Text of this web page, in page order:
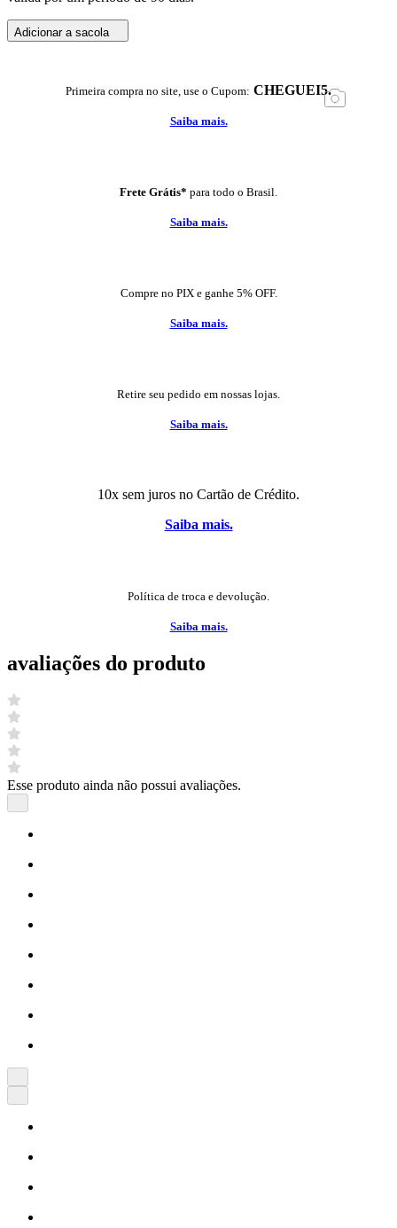
Adicionar a sacola
Primeira compra no site, use o Cupom: CHEGUEI5.
Saiba mais.
Frete Grátis* para todo o Brasil.
Saiba mais.
Compre no PIX e ganhe 5% OFF.
Saiba mais.
Retire seu pedido em nossas lojas.
Saiba mais.
10x sem juros no Cartão de Crédito.
Saiba mais.
Política de troca e devolução.
Saiba mais.
avaliações do produto
Esse produto ainda não possui avaliações.